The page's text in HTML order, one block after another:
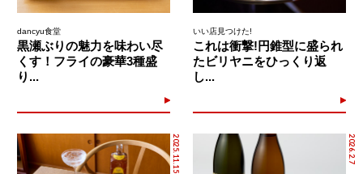
dancyu食堂
黒瀬ぶりの魅力を味わい尽
くす！フライの豪華3種盛
り...
いい店見つけた!
これは衝撃!円錐型に盛られ
たビリヤニをひっくり返
し...
2025.11.15 2026.2.7